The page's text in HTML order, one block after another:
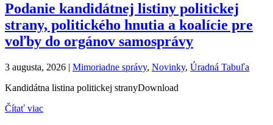
Podanie kandidátnej listiny politickej
strany, politického hnutia a koalície pre
voľby do orgánov samosprávy
3 augusta, 2026 | Mimoriadne správy, Novinky, Úradná Tabuľa
Kandidátna listina politickej stranyDownload
Čítať viac